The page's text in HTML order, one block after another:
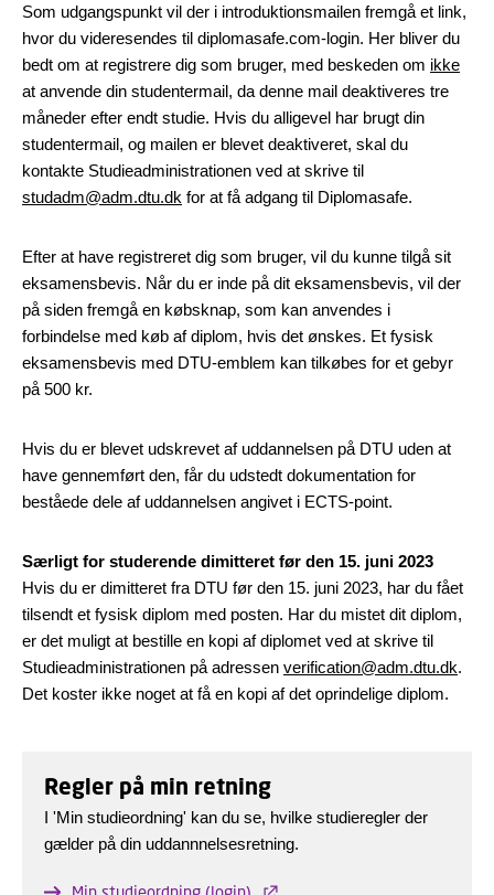
Som udgangspunkt vil der i introduktionsmailen fremgå et link,
hvor du videresendes til diplomasafe.com-login. Her bliver du
bedt om at registrere dig som bruger, med beskeden om ikke
at anvende din studentermail, da denne mail deaktiveres tre
måneder efter endt studie. Hvis du alligevel har brugt din
studentermail, og mailen er blevet deaktiveret, skal du
kontakte Studieadministrationen ved at skrive til
studadm@adm.dtu.dk for at få adgang til Diplomasafe.
Efter at have registreret dig som bruger, vil du kunne tilgå sit
eksamensbevis. Når du er inde på dit eksamensbevis, vil der
på siden fremgå en købsknap, som kan anvendes i
forbindelse med køb af diplom, hvis det ønskes. Et fysisk
eksamensbevis med DTU-emblem kan tilkøbes for et gebyr
på 500 kr.
Hvis du er blevet udskrevet af uddannelsen på DTU uden at
have gennemført den, får du udstedt dokumentation for
beståede dele af uddannelsen angivet i ECTS-point.
Særligt for studerende dimitteret før den 15. juni 2023
Hvis du er dimitteret fra DTU før den 15. juni 2023, har du fået
tilsendt et fysisk diplom med posten. Har du mistet dit diplom,
er det muligt at bestille en kopi af diplomet ved at skrive til
Studieadministrationen på adressen verification@adm.dtu.dk.
Det koster ikke noget at få en kopi af det oprindelige diplom.
Regler på min retning
I 'Min studieordning' kan du se, hvilke studieregler der
gælder på din uddannnelsesretning.